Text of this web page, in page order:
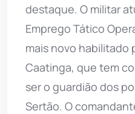
destaque. O militar
Emprego Tático
mais novo habilitado
Caatinga, que tem
ser o guardião dos
Sertão. O